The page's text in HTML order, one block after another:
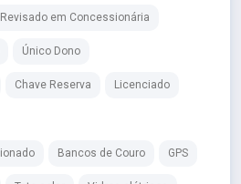
Revisado em Concessionária
Único Dono
Chave Reserva Licenciado
Bancos de Couro GPS